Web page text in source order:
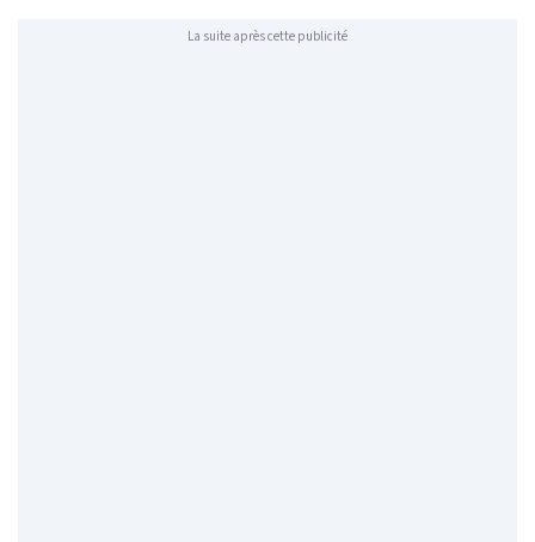
La suite après cette publicité